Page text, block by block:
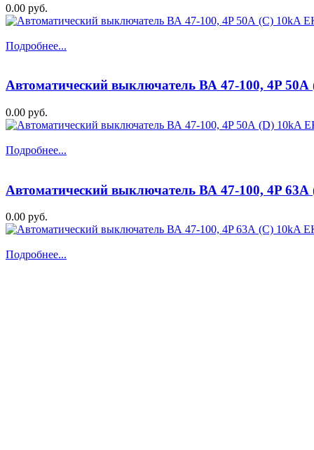
0.00 руб.
Подробнее...
Автоматический выключатель ВА 47-100, 4P
0.00 руб.
Подробнее...
Автоматический выключатель ВА 47-100, 4P
0.00 руб.
Подробнее...